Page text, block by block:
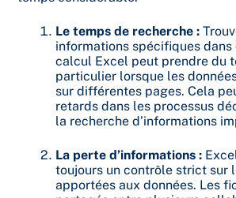
Le temps de recherche :
informations spécifiques
calcul Excel peut prendre du
particulier lorsque les
sur différentes pages. Cela
retards dans les processus
la recherche d’informations
La perte d’informations :
toujours un contrôle strict sur
apportées aux données. Les